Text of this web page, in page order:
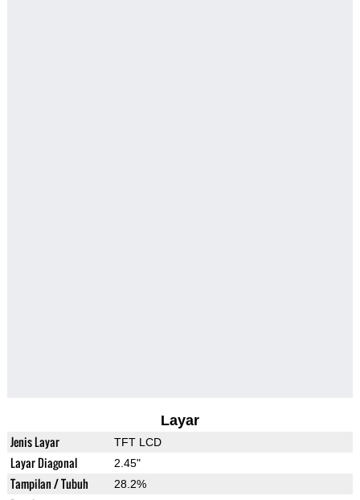
Layar
Jenis Layar TFT LCD
Layar Diagonal 2.45"
Tampilan / Tubuh 28.2%